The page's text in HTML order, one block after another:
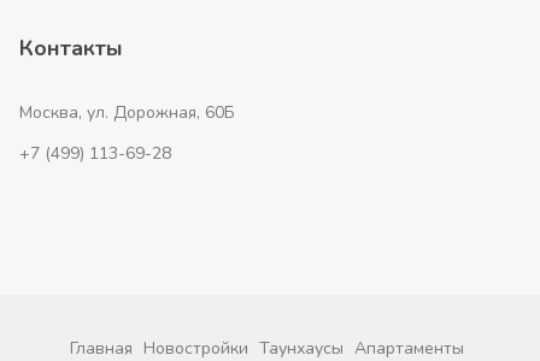
Контакты
Москва, ул. Дорожная, 60Б
+7 (499) 113-69-28
Главная Новостройки Таунхаусы Апартаменты